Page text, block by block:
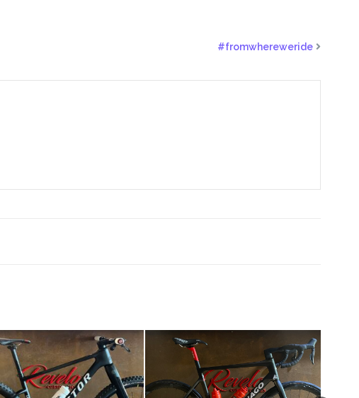
#fromwhereweride